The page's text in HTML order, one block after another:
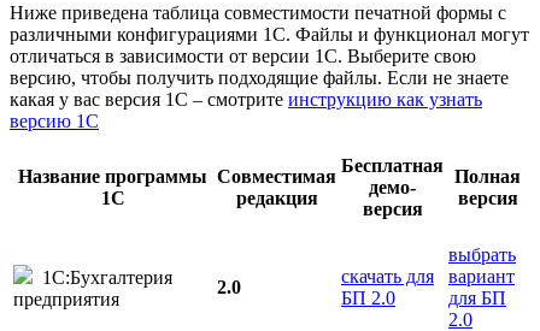
Ниже приведена таблица совместимости печатной формы с
различными конфигурациями 1С. Файлы и функционал могут
отличаться в зависимости от версии 1С. Выберите свою
версию, чтобы получить подходящие файлы. Если не знаете
какая у вас версия 1С – смотрите инструкцию как узнать
версию 1С
Название программы
1С
Совместимая
редакция
Бесплатная
демо-
версия
Полная
версия
1С:Бухгалтерия
предприятия
2.0
скачать для
БП 2.0
выбрать
вариант
для БП
2.0